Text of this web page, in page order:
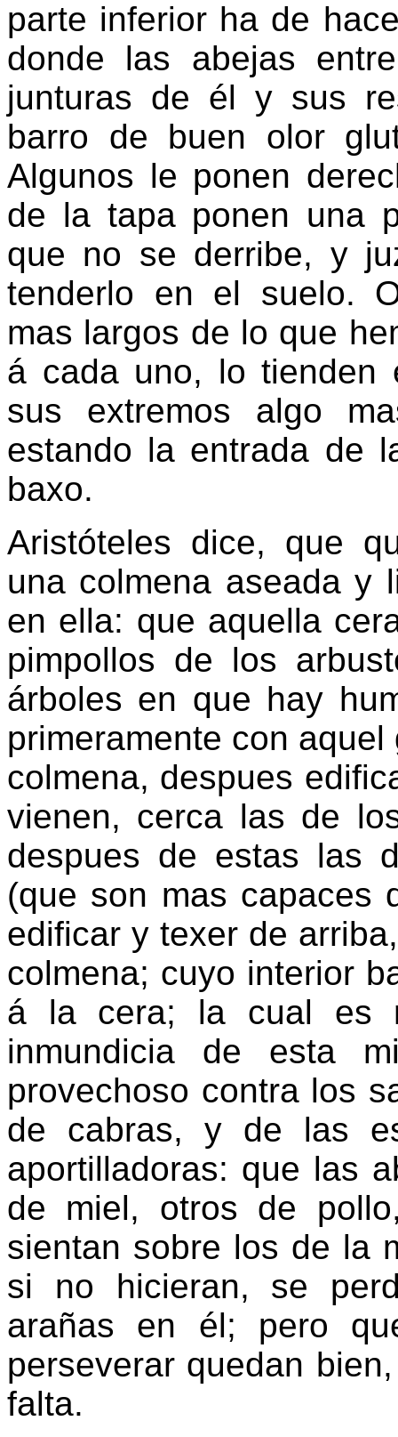
parte inferior ha de
donde las abejas
junturas de él y sus
barro de buen olor
Algunos le ponen
de la tapa ponen una
que no se derribe, y
tenderlo en el suelo.
mas largos de lo que
á cada uno, lo tienden
sus extremos algo
estando la entrada de
baxo.
Aristóteles dice, que
una colmena aseada y
en ella: que aquella
pimpollos de los
árboles en que hay
primeramente con
colmena, despues
vienen, cerca las de
despues de estas las
(que son mas capaces
edificar y texer de
colmena; cuyo interior
á la cera; la cual es
inmundicia de esta
provechoso contra los
de cabras, y de las
aportilladoras: que las
de miel, otros de
sientan sobre los de la
si no hicieran, se
arañas en él; pero
perseverar quedan
falta.